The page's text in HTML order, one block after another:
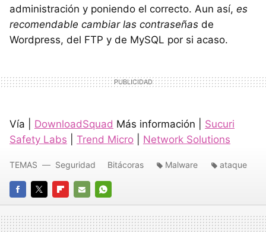
administración y poniendo el correcto. Aun así, es
recomendable cambiar las contraseñas de
Wordpress, del FTP y de MySQL por si acaso.
Vía | DownloadSquad Más información | Sucuri
Safety Labs
Trend Micro Network Solutions
FACEBOOK
TWITTERFLIPBOARD
E-
MAIL
WHATSAPP
TEMAS Seguridad Bitácoras Malware ataque